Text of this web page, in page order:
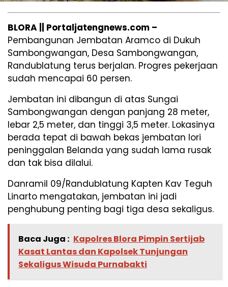
BLORA || Portaljatengnews.com –
Pembangunan Jembatan Aramco di Dukuh
Sambongwangan, Desa Sambongwangan,
Randublatung terus berjalan. Progres pekerjaan
sudah mencapai 60 persen.
Jembatan ini dibangun di atas Sungai
Sambongwangan dengan panjang 28 meter,
lebar 2,5 meter, dan tinggi 3,5 meter. Lokasinya
berada tepat di bawah bekas jembatan lori
peninggalan Belanda yang sudah lama rusak
dan tak bisa dilalui.
Danramil 09/Randublatung Kapten Kav Teguh
Linarto mengatakan, jembatan ini jadi
penghubung penting bagi tiga desa sekaligus.
Baca Juga : Kapolres Blora Pimpin Sertijab
Kasat Lantas dan Kapolsek Tunjungan
Sekaligus Wisuda Purnabakti